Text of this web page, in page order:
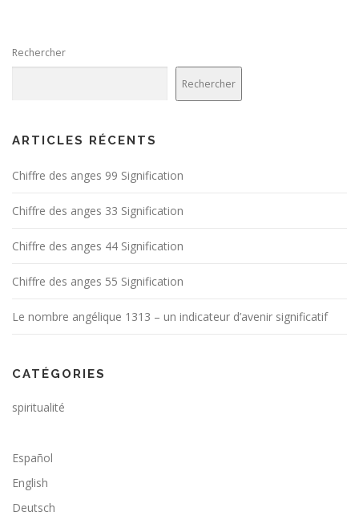
t
d
s
a
t
c
l
Rechercher
Rechercher
ARTICLES RÉCENTS
Chiffre des anges 99 Signification
Chiffre des anges 33 Signification
Chiffre des anges 44 Signification
Chiffre des anges 55 Signification
Le nombre angélique 1313 – un indicateur d’avenir significatif
CATÉGORIES
spiritualité
Español
English
Deutsch